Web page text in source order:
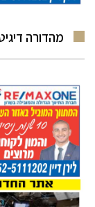
מהדורה